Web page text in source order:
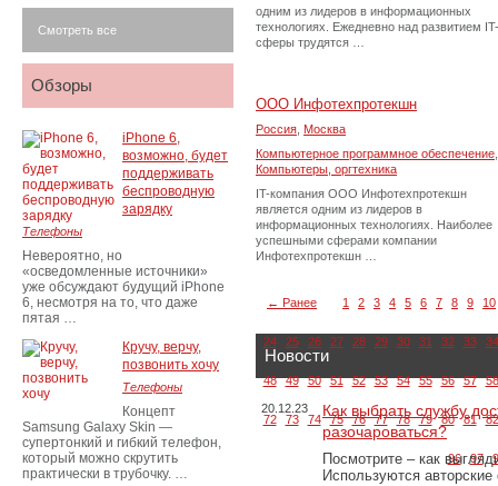
одним из лидеров в информационных
технологиях. Ежедневно над развитием IT-
сферы трудятся …
ООО Инфотехпротекшн
Россия Москва
Компьютерное программное обеспечение
Компьютеры, оргтехника
IT-компания ООО Инфотехпротекшн
является одним из лидеров в
информационных технологиях. Наиболее
успешными сферами компании
Инфотехпротекшн …
← Ранее 1 2 3 4 5 6 7 8 9 10
24 25 26 27 28 29 30 31 32 33 34
48 49 50 51 52 53 54 55 56 57 58
72 73 74 75 76 77 78 79 80 81 82
96 97
Новости
20.12.23
Как выбрать службу
разочароваться?
Посмотрите – как
Используются
Смотреть все
Обзоры
iPhone 6,
возможно, будет
поддерживать
беспроводную
зарядку
Телефоны
Невероятно, но
«осведомленные источники»
уже обсуждают будущий iPhone
6, несмотря на то, что даже
пятая …
Кручу, верчу,
позвонить хочу
Телефоны
Концепт
Samsung Galaxy Skin —
супертонкий и гибкий телефон,
который можно скрутить
практически в трубочку. …